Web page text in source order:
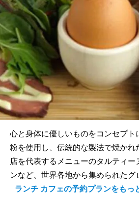
心と身体に優しいものをコンセプト
粉を使用し、伝統的な製法で焼かれ
店を代表するメニューのタルティー
ンなど、世界各地から集められたグ
ランチ カフェの予約プランをもっ